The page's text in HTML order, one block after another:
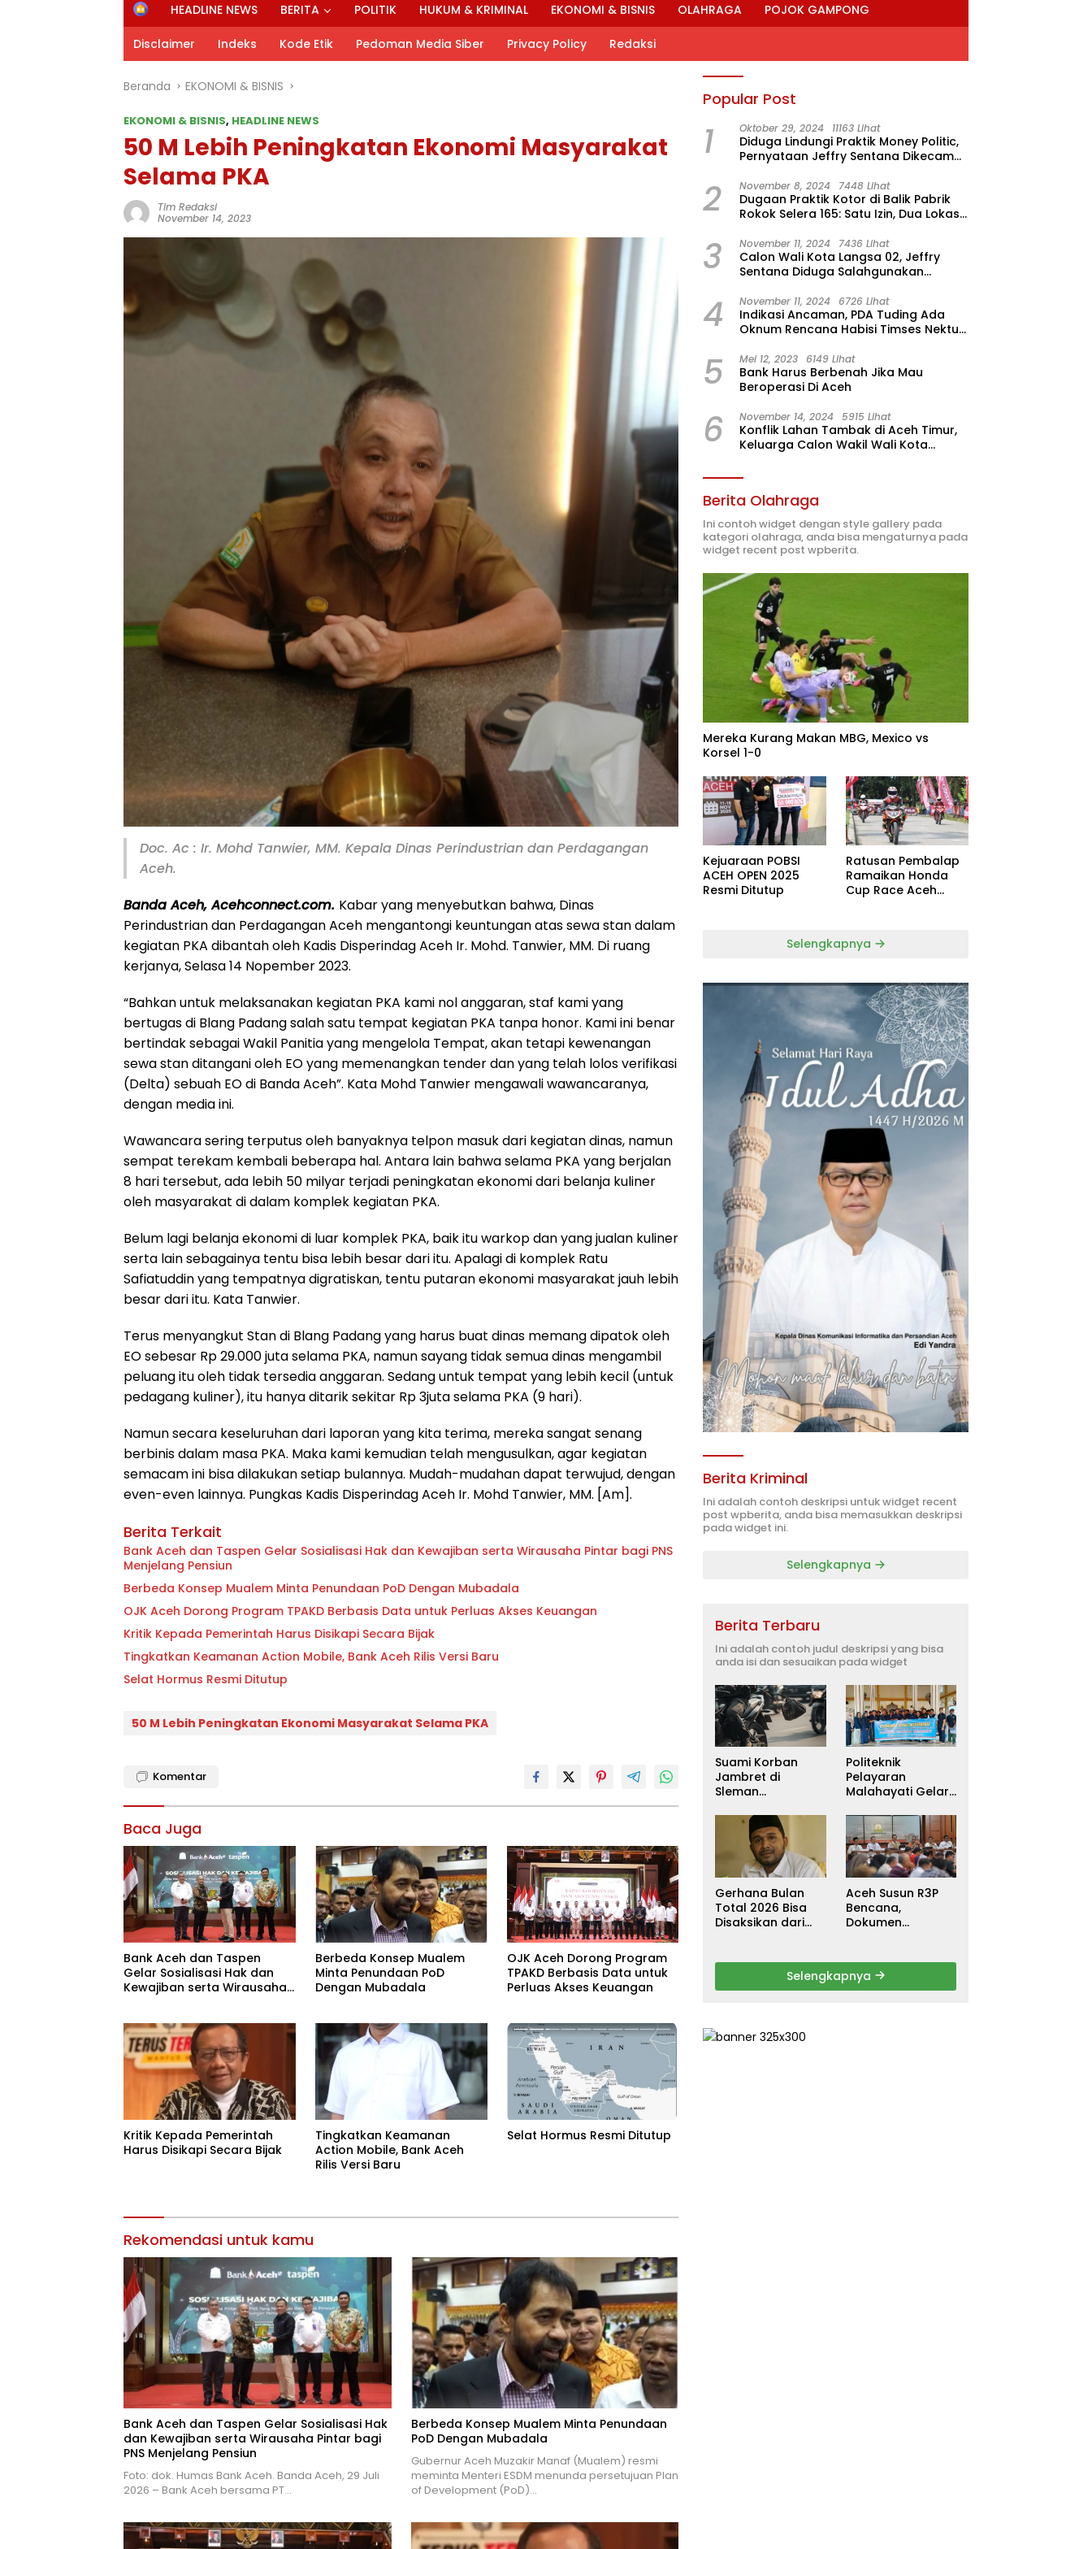
H
o
m
e
HEADLINE NEWS BERITA POLITIK HUKUM & KRIMINAL EKONOMI & BISNIS OLAHRAGA POJOK GAMPONG
Disclaimer Indeks Kode Etik Pedoman Media Siber Privacy Policy Redaksi
Beranda EKONOMI & BISNIS
EKONOMI & BISNIS, HEADLINE NEWS
50 M Lebih Peningkatan Ekonomi Masyarakat
Selama PKA
Tim Redaksi
November 14, 2023
Doc. Ac : Ir. Mohd Tanwier, MM. Kepala Dinas Perindustrian dan Perdagangan
Aceh.
Banda Aceh, Acehconnect.com. Kabar yang menyebutkan bahwa, Dinas
Perindustrian dan Perdagangan Aceh mengantongi keuntungan atas sewa stan dalam
kegiatan PKA dibantah oleh Kadis Disperindag Aceh Ir. Mohd. Tanwier, MM. Di ruang
kerjanya, Selasa 14 Nopember 2023.
“Bahkan untuk melaksanakan kegiatan PKA kami nol anggaran, staf kami yang
bertugas di Blang Padang salah satu tempat kegiatan PKA tanpa honor. Kami ini benar
bertindak sebagai Wakil Panitia yang mengelola Tempat, akan tetapi kewenangan
sewa stan ditangani oleh EO yang memenangkan tender dan yang telah lolos verifikasi
(Delta) sebuah EO di Banda Aceh”. Kata Mohd Tanwier mengawali wawancaranya,
dengan media ini.
Wawancara sering terputus oleh banyaknya telpon masuk dari kegiatan dinas, namun
sempat terekam kembali beberapa hal. Antara lain bahwa selama PKA yang berjalan
8 hari tersebut, ada lebih 50 milyar terjadi peningkatan ekonomi dari belanja kuliner
oleh masyarakat di dalam komplek kegiatan PKA.
Belum lagi belanja ekonomi di luar komplek PKA, baik itu warkop dan yang jualan kuliner
serta lain sebagainya tentu bisa lebih besar dari itu. Apalagi di komplek Ratu
Safiatuddin yang tempatnya digratiskan, tentu putaran ekonomi masyarakat jauh lebih
besar dari itu. Kata Tanwier.
Terus menyangkut Stan di Blang Padang yang harus buat dinas memang dipatok oleh
EO sebesar Rp 29.000 juta selama PKA, namun sayang tidak semua dinas mengambil
peluang itu oleh tidak tersedia anggaran. Sedang untuk tempat yang lebih kecil (untuk
pedagang kuliner), itu hanya ditarik sekitar Rp 3juta selama PKA (9 hari).
Namun secara keseluruhan dari laporan yang kita terima, mereka sangat senang
berbinis dalam masa PKA. Maka kami kemudian telah mengusulkan, agar kegiatan
semacam ini bisa dilakukan setiap bulannya. Mudah-mudahan dapat terwujud, dengan
even-even lainnya. Pungkas Kadis Disperindag Aceh Ir. Mohd Tanwier, MM. [Am].
Berita Terkait
Bank Aceh dan Taspen Gelar Sosialisasi Hak dan Kewajiban serta Wirausaha Pintar bagi PNS
Menjelang Pensiun
Berbeda Konsep Mualem Minta Penundaan PoD Dengan Mubadala
OJK Aceh Dorong Program TPAKD Berbasis Data untuk Perluas Akses Keuangan
Kritik Kepada Pemerintah Harus Disikapi Secara Bijak
Tingkatkan Keamanan Action Mobile, Bank Aceh Rilis Versi Baru
Selat Hormus Resmi Ditutup
50 M Lebih Peningkatan Ekonomi Masyarakat Selama PKA
Komentar
Baca Juga
Bank Aceh dan Taspen
Gelar Sosialisasi Hak dan
Kewajiban serta Wirausaha
Berbeda Konsep Mualem
Minta Penundaan PoD
Dengan Mubadala
OJK Aceh Dorong Program
TPAKD Berbasis Data untuk
Perluas Akses Keuangan
Kritik Kepada Pemerintah
Harus Disikapi Secara Bijak
Tingkatkan Keamanan
Action Mobile, Bank Aceh
Rilis Versi Baru
Selat Hormus Resmi Ditutup
Rekomendasi untuk kamu
Bank Aceh dan Taspen Gelar Sosialisasi Hak
dan Kewajiban serta Wirausaha Pintar bagi
PNS Menjelang Pensiun
Foto: dok. Humas Bank Aceh. Banda Aceh, 29 Juli
2026 – Bank Aceh bersama PT…
Berbeda Konsep Mualem Minta Penundaan
PoD Dengan Mubadala
Gubernur Aceh Muzakir Manaf (Mualem) resmi
meminta Menteri ESDM menunda persetujuan Plan
of Development (PoD)…
Popular Post
1 Oktober 29, 2024 11163 Lihat
Diduga Lindungi Praktik Money Politic,
Pernyataan Jeffry Sentana Dikecam
2 November 8, 2024 7448 Lihat
Dugaan Praktik Kotor di Balik Pabrik
Rokok Selera 165: Satu Izin, Dua Lokasi
3 November 11, 2024 7436 Lihat
Calon Wali Kota Langsa 02, Jeffry
Sentana Diduga Salahgunakan
4 November 11, 2024 6726 Lihat
Indikasi Ancaman, PDA Tuding Ada
Oknum Rencana Habisi Timses Nektu-
5 Mei 12, 2023 6149 Lihat
Bank Harus Berbenah Jika Mau
Beroperasi Di Aceh
6 November 14, 2024 5915 Lihat
Konflik Lahan Tambak di Aceh Timur,
Keluarga Calon Wakil Wali Kota
Berita Olahraga
Ini contoh widget dengan style gallery pada
kategori olahraga, anda bisa mengaturnya pada
widget recent post wpberita.
Mereka Kurang Makan MBG, Mexico vs
Korsel 1-0
Kejuaraan POBSI
ACEH OPEN 2025
Resmi Ditutup
Ratusan Pembalap
Ramaikan Honda
Cup Race Aceh
Selengkapnya
Berita Kriminal
Ini adalah contoh deskripsi untuk widget recent
post wpberita, anda bisa memasukkan deskripsi
pada widget ini.
Selengkapnya
Berita Terbaru
Ini adalah contoh judul deskripsi yang bisa
anda isi dan sesuaikan pada widget
Suami Korban
Jambret di
Sleman
Sebagai
Tersangka, DPR
Turun Tangan
Cari Keadilan
Politeknik
Pelayaran
Malahayati Gelar
untuk Warga
Terdampak Banjir
di Pidie Jaya
Gerhana Bulan
Total 2026 Bisa
Disaksikan dari
Aceh Susun R3P
Bencana,
Dokumen
Ditarget Rampung
Januari 2026
Selengkapnya